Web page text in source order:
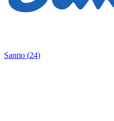
Sanrio (24)